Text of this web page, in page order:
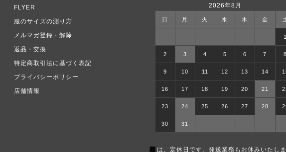
2026年8月
日 月 火 水 木 金
2 3 4 5 6 7
9 10 11 12 13 14
16 17 18 19 20 21
23 24 25 26 27 28
30 31
■ は、定休日です。発送業務もお休みいたし
FLYER
服のサイズの測り方
メルマガ登録・解除
返品・交換
特定商取引法に基づく表記
プライバシーポリシー
店舗情報